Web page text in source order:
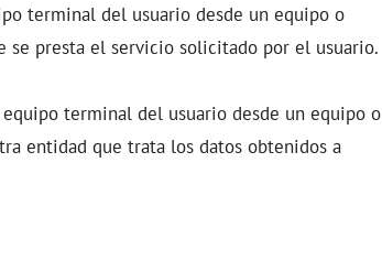
terminal del usuario desde un equipo o
presta el servicio solicitado por el usuario.
terminal del usuario desde un equipo o
entidad que trata los datos obtenidos a